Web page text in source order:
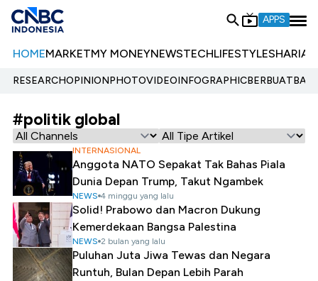
APPS
HOMEMARKETMY MONEYNEWSTECHLIFESTYLESHARIA
RESEARCHOPINIONPHOTOVIDEOINFOGRAPHIC
#politik global
INTERNASIONAL
Anggota NATO Sepakat Tak Bahas Piala
Dunia Depan Trump, Takut Ngambek
NEWS 4 minggu yang lalu
Solid! Prabowo dan Macron Dukung
Kemerdekaan Bangsa Palestina
NEWS 2 bulan yang lalu
Puluhan Juta Jiwa Tewas dan Negara
Runtuh, Bulan Depan Lebih Parah